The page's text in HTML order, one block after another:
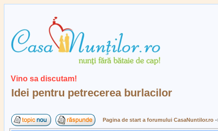
Vino sa discutam!
Idei pentru petrecerea burlacilor
Pagina de start a forumului CasaNuntilor.ro